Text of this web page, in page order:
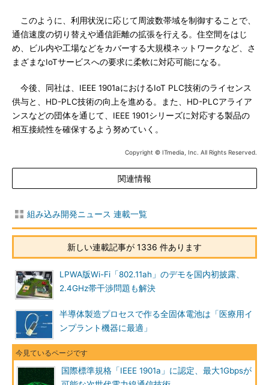
このように、利用状況に応じて周波数帯域を制御することで、
通信速度の切り替えや通信距離の拡張を行える。住空間をはじ
め、ビル内や工場などをカバーする大規模ネットワークなど、さ
まざまなIoTサービスへの要求に柔軟に対応可能になる。
今後、同社は、IEEE 1901aにおけるIoT PLC技術のライセンス
供与と、HD-PLC技術の向上を進める。また、HD-PLCアライア
ンスなどの団体を通じて、IEEE 1901シリーズに対応する製品の
相互接続性を確保するよう努めていく。
Copyright © ITmedia, Inc. All Rights Reserved.
関連情報
組み込み開発ニュース 連載一覧
新しい連載記事が 1336 件あります
LPWA版Wi-Fi「802.11ah」のデモを国内初披露、
2.4GHz帯干渉問題も解決
半導体製造プロセスで作る全固体電池は「医療用イ
ンプラント機器に最適」
国際標準規格「IEEE 1901a」に認定、最大1Gbpsが